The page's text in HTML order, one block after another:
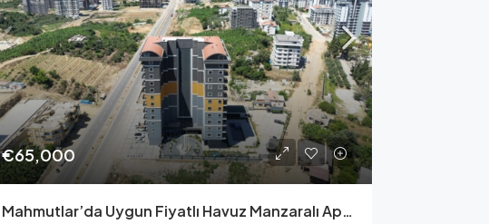
€65,000
Mahmutlar’da Uygun Fiyatlı Havuz Manzaralı Apartman